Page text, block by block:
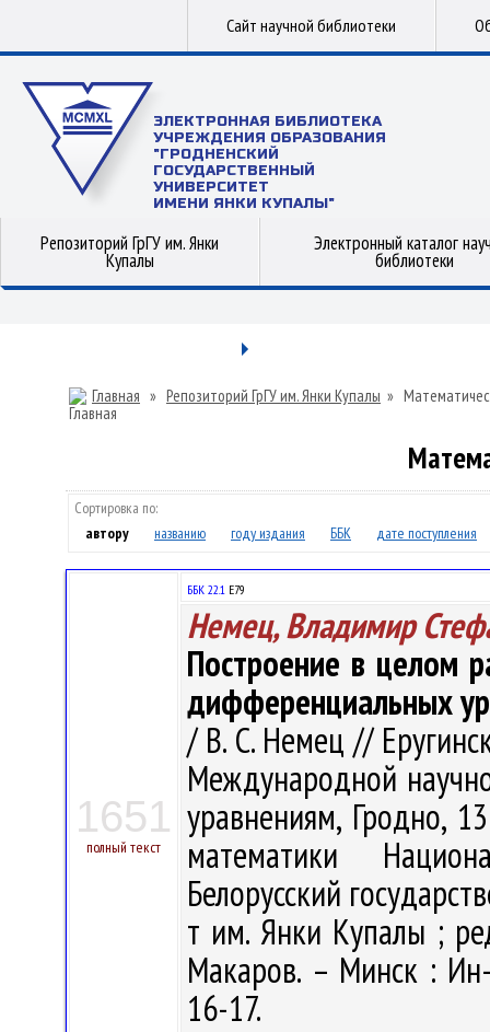
Сайт научной библиотеки
ЭЛЕКТРОННАЯ БИБЛИОТЕКА
УЧРЕЖДЕНИЯ ОБРАЗОВАНИЯ
"ГРОДНЕНСКИЙ
ГОСУДАРСТВЕННЫЙ
УНИВЕРСИТЕТ
ИМЕНИ ЯНКИ КУПАЛЫ"
Репозиторий ГрГУ им. Янки
Купалы
Электронный каталог
библиотеки
Главная » Репозиторий ГрГУ им. Янки Купалы »
Сортировка по:
автору
названию году издания ББК дате поступления
1651
полный текст
ББК 22.1 Е79
Немец, Владимир
Построение в целом
дифференциальных
/ В. С. Немец //
Международной
уравнениям, Гродно,
математики
Белорусский
т им. Янки Купалы ;
Макаров. – Минск :
16-17.